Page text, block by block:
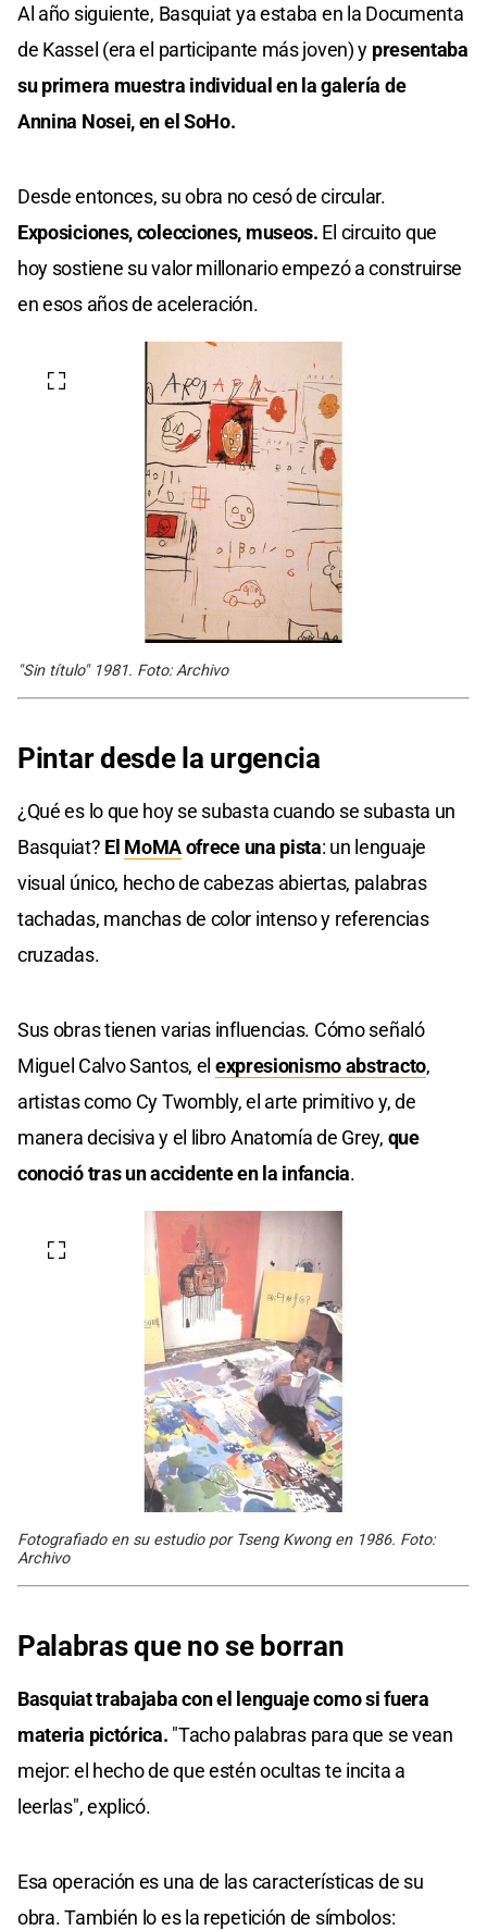
Al año siguiente, Basquiat ya estaba en la Documenta
de Kassel (era el participante más joven) y presentaba
su primera muestra individual en la galería de
Annina Nosei, en el SoHo.
Desde entonces, su obra no cesó de circular.
Exposiciones, colecciones, museos. El circuito que
hoy sostiene su valor millonario empezó a construirse
en esos años de aceleración.
"Sin título" 1981. Foto: Archivo
Pintar desde la urgencia
¿Qué es lo que hoy se subasta cuando se subasta un
Basquiat? El MoMAofrece una pista: un lenguaje
visual único, hecho de cabezas abiertas, palabras
tachadas, manchas de color intenso y referencias
cruzadas.
Sus obras tienen varias influencias. Cómo señaló
Miguel Calvo Santos, el expresionismo abstracto,
artistas como Cy Twombly, el arte primitivo y, de
manera decisiva y el libro Anatomía de Grey, que
conoció tras un accidente en la infancia.
Fotografiado en su estudio por Tseng Kwong en 1986. Foto:
Archivo
Palabras que no se borran
Basquiat trabajaba con el lenguaje como si fuera
materia pictórica. "Tacho palabras para que se vean
mejor: el hecho de que estén ocultas te incita a
leerlas", explicó.
Esa operación es una de las características de su
obra. También lo es la repetición de símbolos: